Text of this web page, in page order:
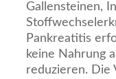
Gallensteinen,
Pankreatitis
keine Nahrung
reduzieren. Die